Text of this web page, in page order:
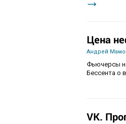
Цена
Андрей
Фьючерсы
Бессента о
VK.